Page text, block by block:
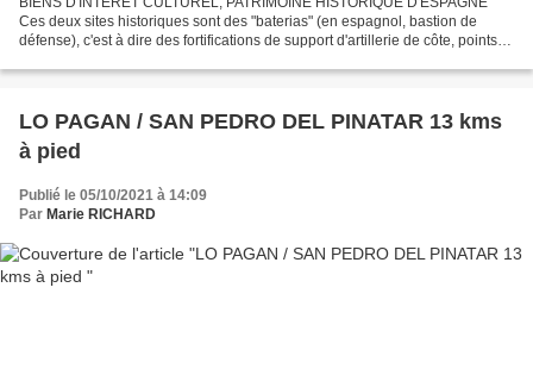
Ces deux sites historiques sont des "baterias" (en espagnol, bastion de
défense), c'est à dire des fortifications de support d'artillerie de côte, points
LO PAGAN / SAN PEDRO DEL PINATAR 13 kms
à pied
Publié le 05/10/2021 à 14:09
Par Marie RICHARD